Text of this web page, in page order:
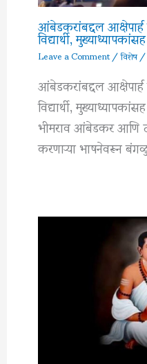
आंबेडकरांबद्दल
विद्यार्थी,
Leave a Comment/विशेष/
आंबेडकरांबद्दल
विद्यार्थी,
भीमराव आंबेडकर आणि
करणाऱ्या भाषनेवरून